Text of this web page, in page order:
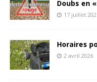
Doubs en
17 juillet
Horaires
2 avril 2026